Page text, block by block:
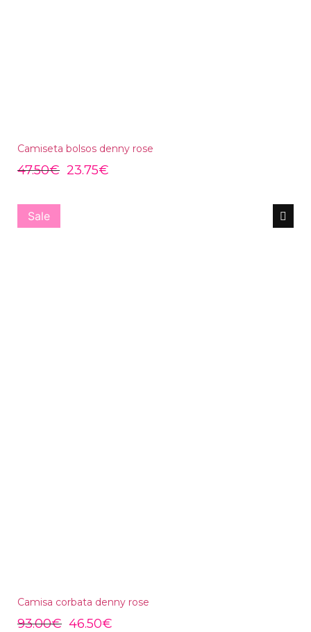
Camiseta bolsos denny rose
47.50€ 23.75€
Sale
Camisa corbata denny rose
93.00€ 46.50€